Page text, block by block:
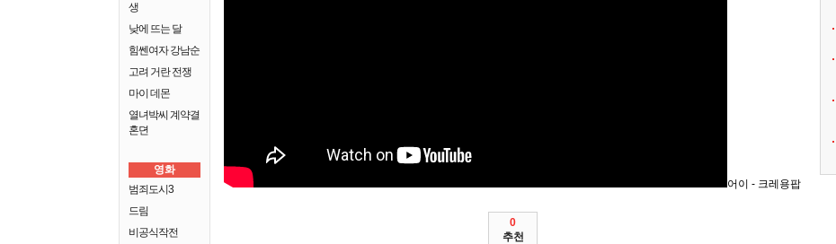
생
낮에 뜨는 달
힘쎈여자 강남순
고려 거란 전쟁
마이 데몬
열녀박씨 계약결
혼뎐
영화
범죄도시3
드림
비공식작전
어이 - 크레용팝
0
추천